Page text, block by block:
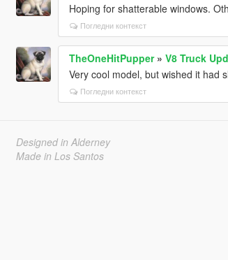
Hoping for shatterable windows.
Погледни контекст
TheOneHitPupper» V8 Truck
Very cool model, but wished it had
Погледни контекст
Designed in Alderney
Made in Los Santos